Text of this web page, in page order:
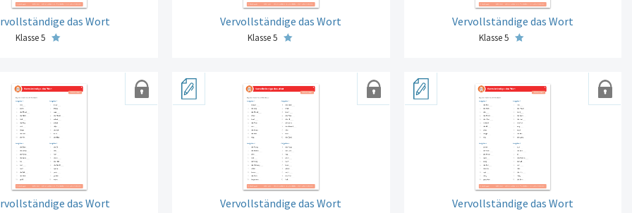
das Wort
Klasse 5
Vervollständige das Wort
Klasse 5
Vervollständige das Wort
Klasse 5
das Wort Vervollständige das Wort Vervollständige das Wort